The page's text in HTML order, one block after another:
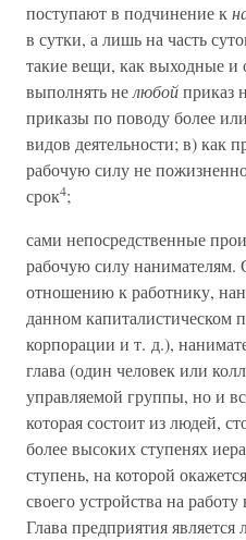
поступают в подчинение к
в сутки, а лишь на часть
такие вещи, как выходные и
выполнять нелюбойприказ
приказы по поводу более
видов деятельности; в) как
рабочую силу не
срок4;
сами непосредственные
рабочую силу нанимателям.
отношению к работнику,
данном капиталистическом
корпорации и т. д.),
глава (один человек или
управляемой группы, но и
которая состоит из людей,
более высоких ступенях
ступень, на которой
своего устройства на
Глава предприятия является